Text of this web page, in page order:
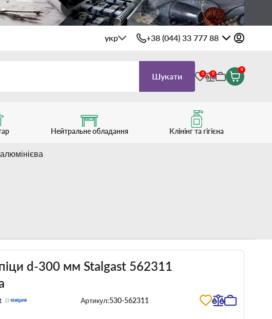
укр +38 (044) 33 777 88
Шукати 0 0
0
Нейтральне обладання Клінінг та гігієна
d-300 мм Stalgast 562311
Артикул:530-562311